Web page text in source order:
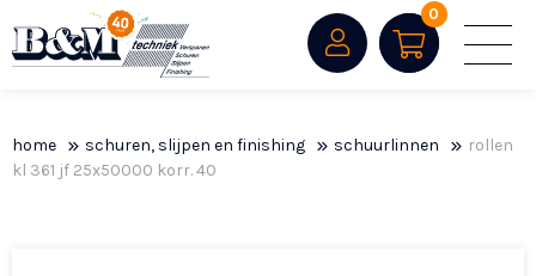
0
home schuren, slijpen en finishing schuurlinnen
rollen
kl 361 jf 25x50000 korr. 40